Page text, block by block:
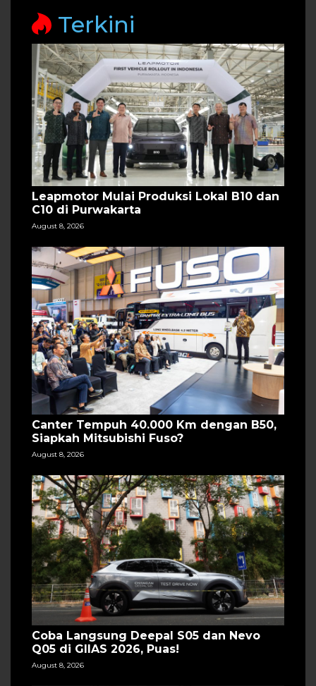
Terkini
Leapmotor Mulai Produksi Lokal B10 dan
C10 di Purwakarta
August 8, 2026
Canter Tempuh 40.000 Km dengan B50,
Siapkah Mitsubishi Fuso?
August 8, 2026
Coba Langsung Deepal S05 dan Nevo
Q05 di GIIAS 2026, Puas!
August 8, 2026